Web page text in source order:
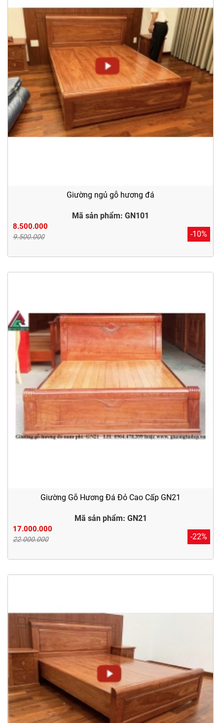
Giường ngủ gỗ hương đá
Mã sản phẩm: GN101
8.500.000
9.500.000 -10%
Giường Gỗ Hương Đá Đỏ Cao Cấp GN21
Mã sản phẩm: GN21
17.000.000
22.000.000 -22%